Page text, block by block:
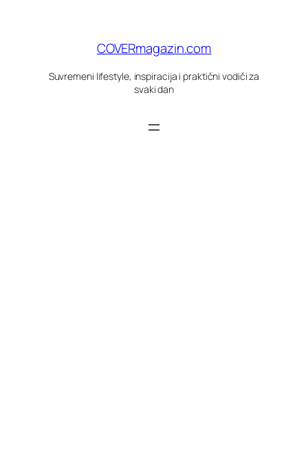
COVERmagazin.com
Suvremeni lifestyle, inspiracija i praktični vodiči za
svaki dan